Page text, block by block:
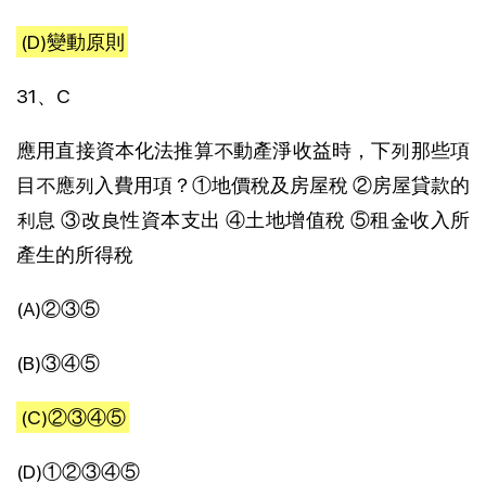
(D)變動原則
31、C
應用直接資本化法推算不動產淨收益時，下列那些項
目不應列入費用項？①地價稅及房屋稅 ②房屋貸款的
利息 ③改良性資本支出 ④土地增值稅 ⑤租金收入所
產生的所得稅
(A)②③⑤
(B)③④⑤
(C)②③④⑤
(D)①②③④⑤